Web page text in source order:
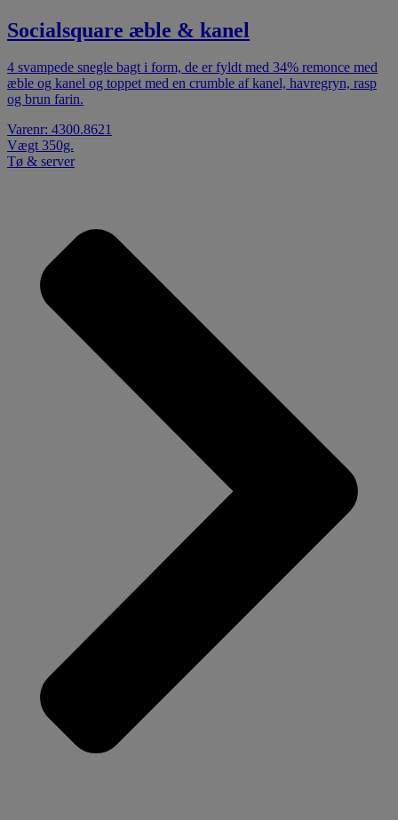
Socialsquare æble & kanel
4 svampede snegle bagt i form, de er fyldt med 34% remonce med
æble og kanel og toppet med en crumble af kanel, havregryn, rasp
og brun farin.
Varenr: 4300.8621
Vægt 350g.
Tø & server